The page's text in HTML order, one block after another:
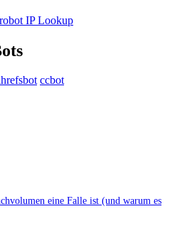
IP Lookup
ccbot
eine Falle ist (und warum es